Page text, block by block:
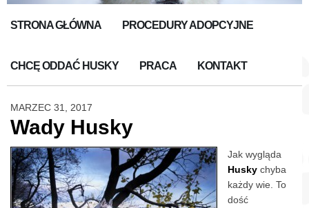
STRONA GŁÓWNA PROCEDURY ADOPCYJNE
CHCĘ ODDAĆ HUSKY PRACA KONTAKT
MARZEC 31, 2017
Wady Husky
Jak wygląda
Husky chyba
każdy wie. To
dość